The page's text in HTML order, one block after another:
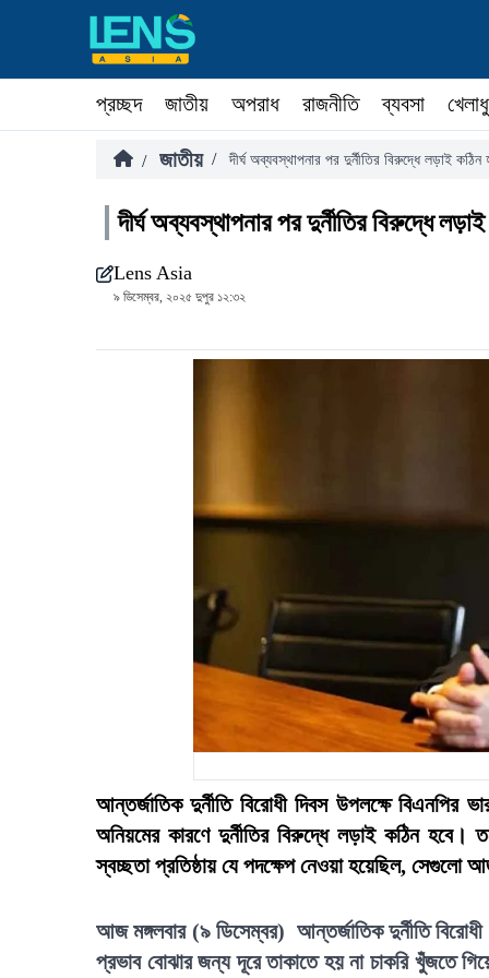
প্রচ্ছদ জাতীয় অপরাধ রাজনীতি ব্যবসা
/ জাতীয় / দীর্ঘ অব্যবস্থাপনার পর দুর্নীতির বিরুদ্ধে লড়াই কঠিন
দীর্ঘ অব্যবস্থাপনার পর দুর্নীতির বিরুদ্ধে
Lens Asia
৯ ডিসেম্বর, ২০২৫ দুপুর ১২:৩২
আন্তর্জাতিক দুর্নীতি বিরোধী দিবস উপলক্ষে বিএনপির
অনিয়মের কারণে দুর্নীতির বিরুদ্ধে লড়াই কঠিন হবে।
স্বচ্ছতা প্রতিষ্ঠায় যে পদক্ষেপ নেওয়া হয়েছিল, সেগুলো
আজ মঙ্গলবার (৯ ডিসেম্বর) আন্তর্জাতিক দুর্নীতি
প্রভাব বোঝার জন্য দূরে তাকাতে হয় না চাকরি খুঁজতে